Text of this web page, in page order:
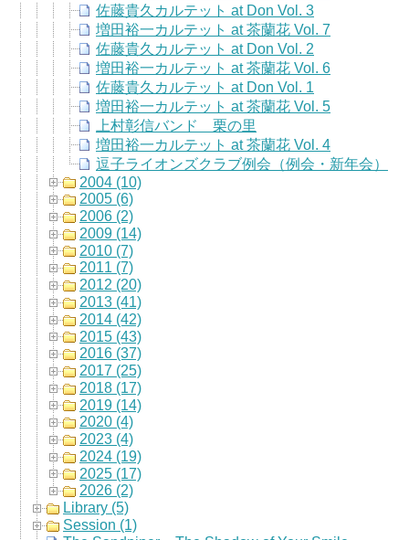
佐藤貴久カルテット at Don Vol. 3
増田裕一カルテット at 茶蘭花 Vol. 7
佐藤貴久カルテット at Don Vol. 2
増田裕一カルテット at 茶蘭花 Vol. 6
佐藤貴久カルテット at Don Vol. 1
増田裕一カルテット at 茶蘭花 Vol. 5
上村彰信バンド 栗の里
増田裕一カルテット at 茶蘭花 Vol. 4
逗子ライオンズクラブ例会（例会・新年会）
2004 (10)
2005 (6)
2006 (2)
2009 (14)
2010 (7)
2011 (7)
2012 (20)
2013 (41)
2014 (42)
2015 (43)
2016 (37)
2017 (25)
2018 (17)
2019 (14)
2020 (4)
2023 (4)
2024 (19)
2025 (17)
2026 (2)
Library (5)
Session (1)